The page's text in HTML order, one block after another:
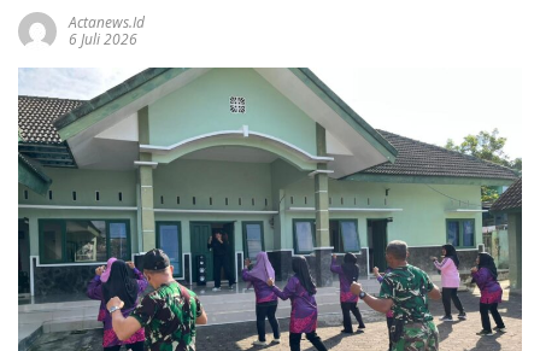
Actanews.id
6 Juli 2026